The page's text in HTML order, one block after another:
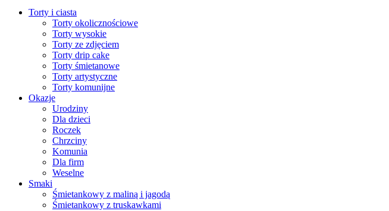
Torty i ciasta
Torty okolicznościowe
Torty wysokie
Torty ze zdjęciem
Torty drip cake
Torty śmietanowe
Torty artystyczne
Torty komunijne
Okazje
Urodziny
Dla dzieci
Roczek
Chrzciny
Komunia
Dla firm
Weselne
Smaki
Śmietankowy z maliną i jagodą
Śmietankowy z truskawkami